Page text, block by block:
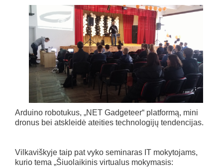
Arduino robotukus, „NET Gadgeteer“ platformą, mini
dronus bei atskleidė ateities technologijų tendencijas.
Vilkaviškyje taip pat vyko seminaras IT mokytojams,
kurio tema „Šiuolaikinis virtualus mokymasis: